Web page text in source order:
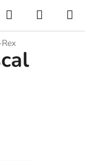
Hľadať
KOŠÍK